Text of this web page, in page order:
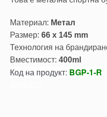
Материал: Метал
Размер: 66 x 145 mm
Технология на
Вместимост: 400ml
Код на продукт: BGP-1-R